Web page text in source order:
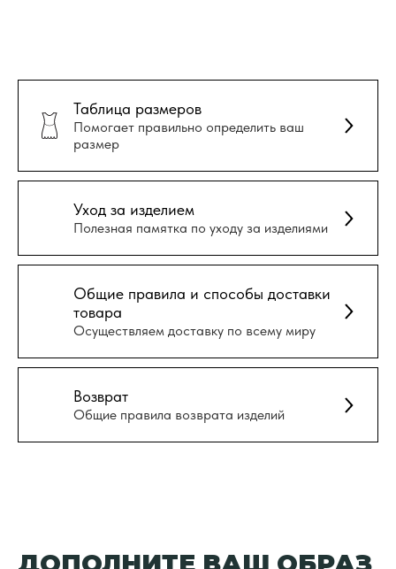
Таблица размеров
Помогает правильно определить ваш
размер
Уход за изделием
Полезная памятка по уходу за изделиями
Общие правила и способы доставки
товара
Осуществляем доставку по всему миру
Возврат
Общие правила возврата изделий